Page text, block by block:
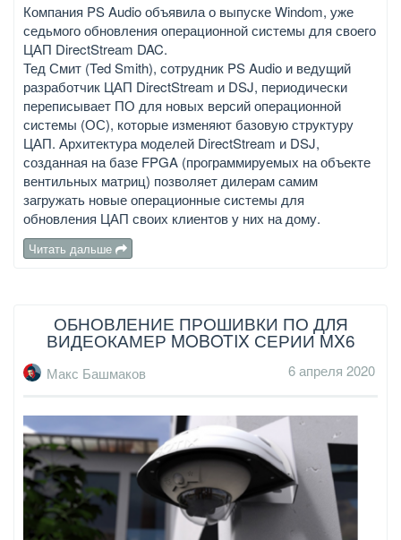
Компания PS Audio объявила о выпуске Windom, уже
седьмого обновления операционной системы для своего
ЦАП DirectStream DAC.
Тед Смит (Ted Smith), сотрудник PS Audio и ведущий
разработчик ЦАП DirectStream и DSJ, периодически
переписывает ПО для новых версий операционной
системы (ОС), которые изменяют базовую структуру
ЦАП. Архитектура моделей DirectStream и DSJ,
созданная на базе FPGA (программируемых на объекте
вентильных матриц) позволяет дилерам самим
загружать новые операционные системы для
обновления ЦАП своих клиентов у них на дому.
Читать дальше
ОБНОВЛЕНИЕ ПРОШИВКИ ПО ДЛЯ
ВИДЕОКАМЕР MOBOTIX СЕРИИ MX6
Макс Башмаков 6 апреля 2020